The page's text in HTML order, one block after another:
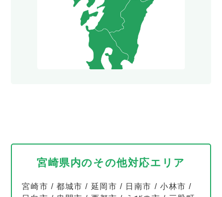
宮崎県内のその他対応エリア
宮崎市 /都城市 / 延岡市 / 日南市 / 小林市 /